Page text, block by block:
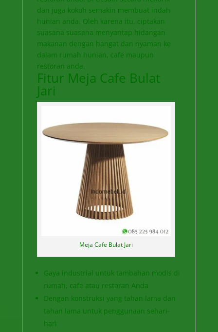
dan juga kokoh semakin membuat indah
hunian anda. Oleh karena itu, ciptakan
suasana suasana menyantap hidangan
makanan dengan hangat dan nyaman ke
dalam rumah hunian, cafe maupun
restoran anda.
Fitur Meja Cafe Bulat
Jari
Meja Cafe Bulat Jari
Gaya industrial untuk tambahan modis di
rumah, cafe atau restoran Anda
Dengan konstruksi yang tahan lama dan
tahan lama untuk penggunaan sehari-
hari